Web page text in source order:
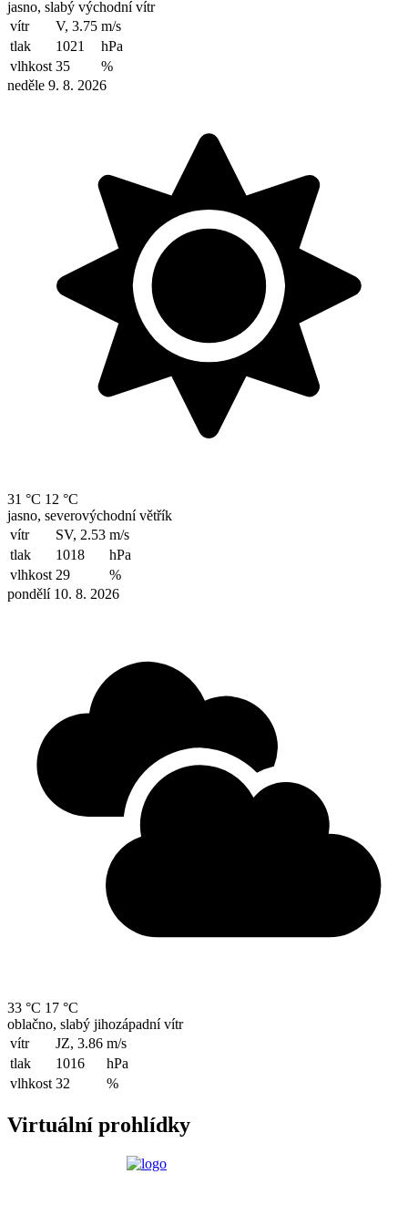
jasno, slabý východní vítr
vítr
V, 3.75 m/s
tlak
1021
hPa
vlhkost 35
%
neděle 9. 8. 2026
31 °C 12 °C
jasno, severovýchodní větřík
vítr
SV, 2.53 m/s
tlak
1018
hPa
vlhkost 29
%
pondělí 10. 8. 2026
33 °C 17 °C
oblačno, slabý jihozápadní vítr
vítr
JZ, 3.86 m/s
tlak
1016
hPa
vlhkost 32 %
Virtuální prohlídky